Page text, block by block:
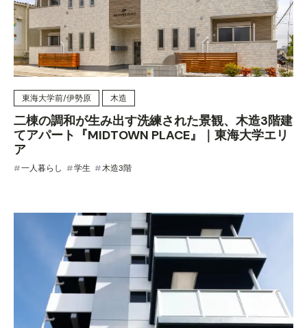
東海大学前/伊勢原 木造
二棟の調和が生み出す洗練された景観、木造3階建
てアパート『MIDTOWN PLACE』｜東海大学エリ
ア
一人暮らし 学生 木造3階